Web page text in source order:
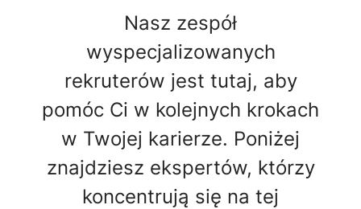
Nasz zespół
wyspecjalizowanych
rekruterów jest tutaj, aby
pomóc Ci w kolejnych krokach
w Twojej karierze. Poniżej
znajdziesz ekspertów, którzy
koncentrują się na tej